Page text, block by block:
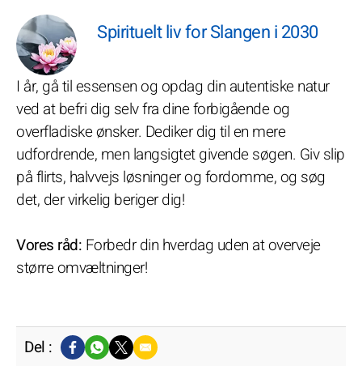
Spirituelt liv for Slangen i 2030
I år, gå til essensen og opdag din autentiske natur
ved at befri dig selv fra dine forbigående og
overfladiske ønsker. Dediker dig til en mere
udfordrende, men langsigtet givende søgen. Giv slip
på flirts, halvvejs løsninger og fordomme, og søg
det, der virkelig beriger dig!
Vores råd: Forbedr din hverdag uden at overveje
større omvæltninger!
Del :